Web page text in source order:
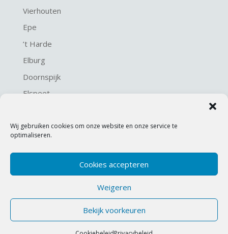
Wij gebruiken cookies om onze website en onze service te
optimaliseren.
Cookies accepteren
Weigeren
Bekijk voorkeuren
Vierhouten
Epe
’t Harde
Elburg
Doornspijk
Elspeet
© 2021 KME Bouw en kozijnen. Ontwerp en